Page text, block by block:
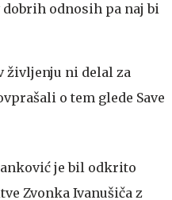
dobrih odnosih pa naj bi
življenju ni delal za
o tem glede Save